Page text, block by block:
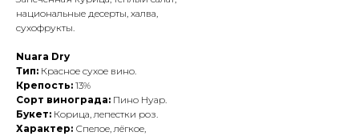
национальные десерты, халва,
сухофрукты.
Nuara Dry
Тип: Красное сухое вино.
Крепость: 13%
Сорт винограда: Пино Нуар.
Букет: Корица, лепестки роз.
Характер: Спелое, лёгкое,